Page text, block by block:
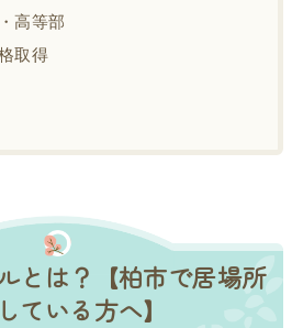
高等部
取得
とは？【柏市で居場所
ている方へ】